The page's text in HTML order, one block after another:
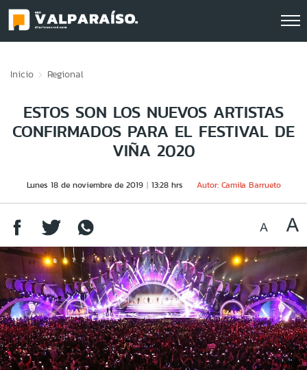
Inicio Regional
ESTOS SON LOS NUEVOS ARTISTAS
CONFIRMADOS PARA EL FESTIVAL DE
VIÑA 2020
Lunes 18 de noviembre de 2019 13:28 hrs Autor: Camila Barrueto